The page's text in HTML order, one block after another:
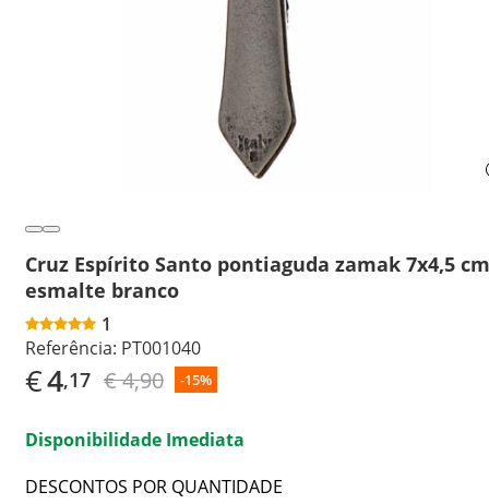
Cruz Espírito Santo pontiaguda zamak 7x4,5 cm
esmalte branco
1
Referência: PT001040
€4,17 € 4,90 -15%
Disponibilidade Imediata
DESCONTOS POR QUANTIDADE